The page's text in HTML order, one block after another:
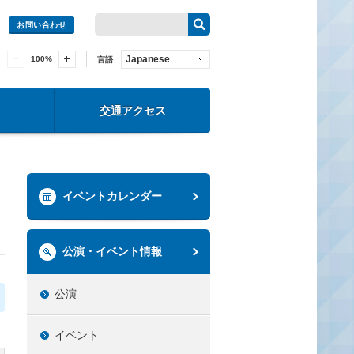
お問い合わせ
100% 言語 Japanese
交通アクセス
イベントカレンダー
公演・イベント情報
公演
イベント